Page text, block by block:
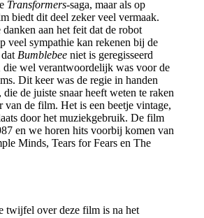
Transformers-saga, maar als op
biedt dit deel zeker veel vermaak.
danken aan het feit dat de robot
veel sympathie kan rekenen bij de
Bumblebee niet is geregisseerd
wel verantwoordelijk was voor de
Dit keer was de regie in handen
de juiste snaar heeft weten te raken
van de film. Het is een beetje vintage,
door het muziekgebruik. De film
en we horen hits voorbij komen van
Minds, Tears for Fears en The
twijfel over deze film is na het